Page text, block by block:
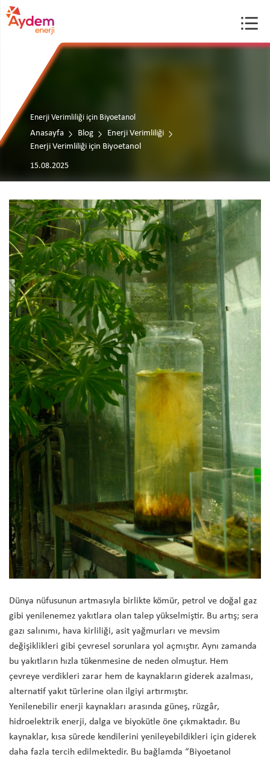
Enerji Verimliliği için Biyoetanol
Anasayfa
Blog
Enerji Verimliliği
Enerji Verimliliği için Biyoetanol
15.08.2025
Dünya nüfusunun artmasıyla birlikte kömür, petrol ve doğal gaz
gibi yenilenemez yakıtlara olan talep yükselmiştir. Bu artış; sera
gazı salınımı, hava kirliliği, asit yağmurları ve mevsim
değişiklikleri gibi çevresel sorunlara yol açmıştır. Aynı zamanda
bu yakıtların hızla tükenmesine de neden olmuştur. Hem
çevreye verdikleri zarar hem de kaynakların giderek azalması,
alternatif yakıt türlerine olan ilgiyi artırmıştır.
Yenilenebilir enerji kaynakları arasında güneş, rüzgâr,
hidroelektrik enerji, dalga ve biyokütle öne çıkmaktadır. Bu
kaynaklar, kısa sürede kendilerini yenileyebildikleri için giderek
daha fazla tercih edilmektedir. Bu bağlamda “Biyoetanol